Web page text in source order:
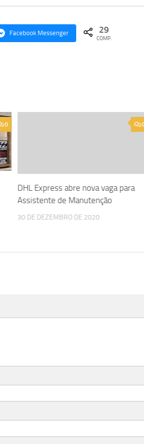
Facebook Messenger 29
COMP.
0
DHL Express abre nova vaga para
Assistente de Manutenção
30 DE DEZEMBRO DE 2020